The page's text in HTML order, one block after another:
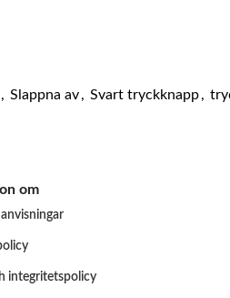
, Slappna av, Svart tryckknapp,
om
integritetspolicy